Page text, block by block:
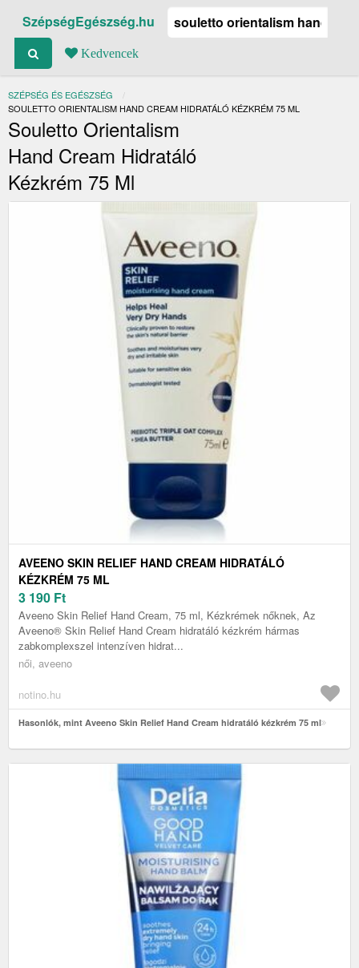
SzépségEgészség.hu
Kedvencek
SZÉPSÉG ÉS EGÉSZSÉG
JELENLEGI:
SOULETTO ORIENTALISM HAND CREAM HIDRATÁLÓ KÉZKRÉM 75 ML
Souletto Orientalism
Hand Cream Hidratáló
Kézkrém 75 Ml
AVEENO SKIN RELIEF HAND CREAM HIDRATÁLÓ
KÉZKRÉM 75 ML
3 190 Ft
Aveeno Skin Relief Hand Cream, 75 ml, Kézkrémek nőknek, Az
Aveeno® Skin Relief Hand Cream hidratáló kézkrém hármas
zabkomplexszel intenzíven hidrat...
női, aveeno
notino.hu
Hasonlók, mint Aveeno Skin Relief Hand Cream hidratáló kézkrém 75 ml